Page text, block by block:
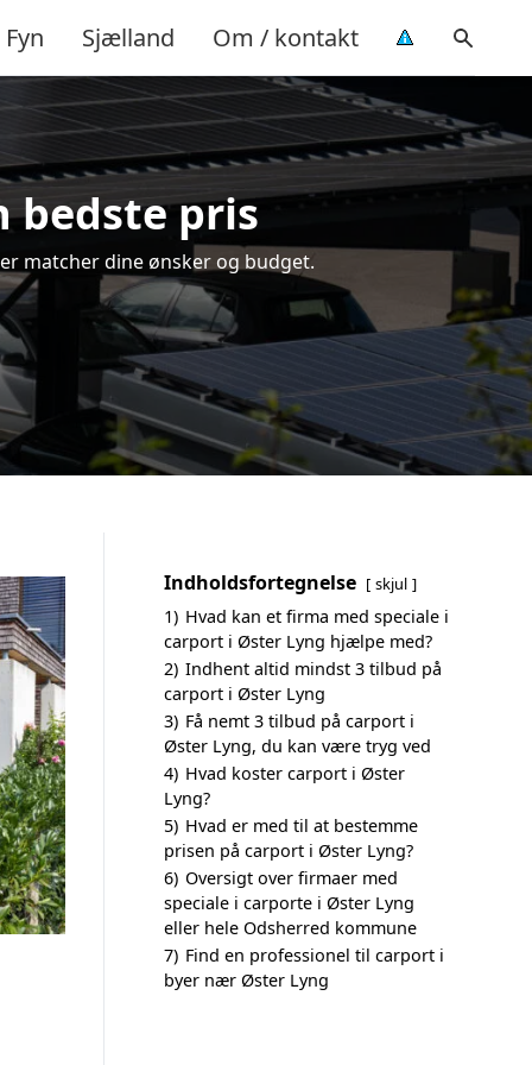
Fyn Sjælland Om / kontakt
bedste pris
matcher dine ønsker og budget.
Indholdsfortegnelse skjul
1) Hvad kan et firma med speciale i
carport i Øster Lyng hjælpe med?
2) Indhent altid mindst 3 tilbud på
carport i Øster Lyng
3) Få nemt 3 tilbud på carport i
Øster Lyng, du kan være tryg ved
4) Hvad koster carport i Øster
Lyng?
5) Hvad er med til at bestemme
prisen på carport i Øster Lyng?
6) Oversigt over firmaer med
speciale i carporte i Øster Lyng
eller hele Odsherred kommune
7) Find en professionel til carport i
byer nær Øster Lyng